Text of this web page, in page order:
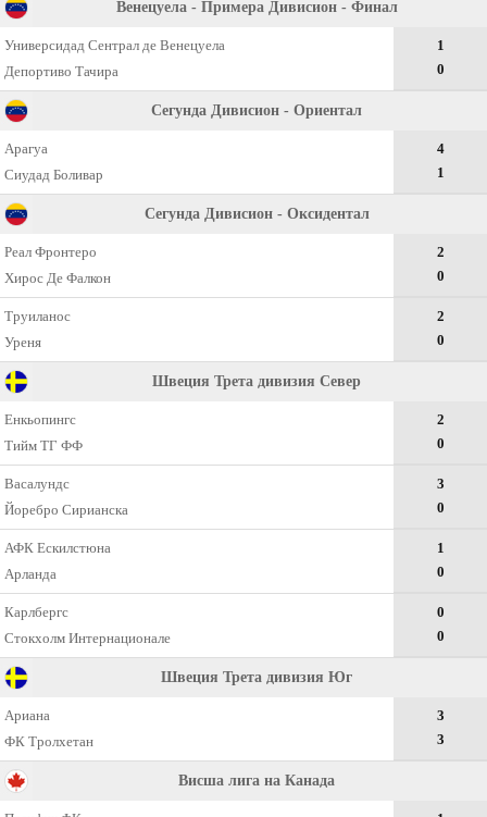
Венецуела - Примера Дивисион - Финал
Универсидад Сентрал де Венецуела
Депортиво Тачира
1
0
Сегунда Дивисион - Ориентал
Арагуа
Сиудад Боливар
4
1
Сегунда Дивисион - Оксидентал
Реал Фронтеро
Хирос Де Фалкон
2
0
Труиланос
Уреня
2
0
Швеция Трета дивизия Север
Енкьопингс
Тийм ТГ ФФ
2
0
Васалундс
Йоребро Сирианска
3
0
АФК Ескилстюна
Арланда
1
0
Карлбергс
Стокхолм Интернационале
0
0
Швеция Трета дивизия Юг
Ариана
ФК Тролхетан
3
3
Висша лига на Канада